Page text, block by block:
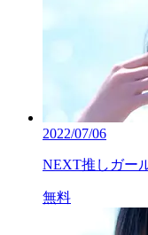
2022/07/06
NEXT推しガー
無料